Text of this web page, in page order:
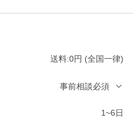
送料:0円 (全国一律)
事前相談必須
1~6日